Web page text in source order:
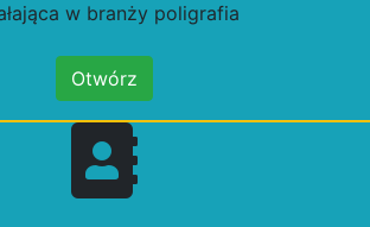
w branży poligrafia
Otwórz